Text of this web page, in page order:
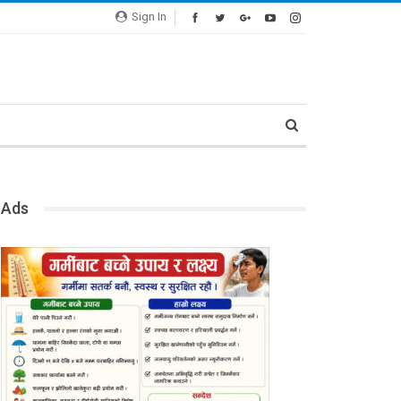
Sign In
Ads